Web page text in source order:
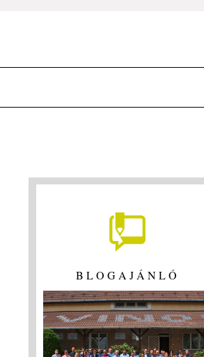
BLOGAJÁNLÓ